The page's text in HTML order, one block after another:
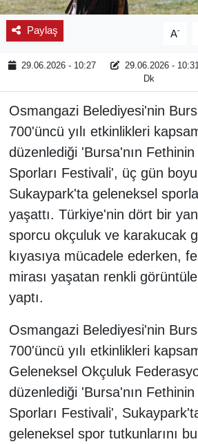
Paylaş A-
29.06.2026 - 10:27 29.06.2026 -
Dk
Osmangazi Belediyesi'nin
700'üncü yılı etkinlikleri
düzenlediği 'Bursa'nın Fethinin
Sporları Festivali', üç gün
Sukaypark'ta geleneksel
yaşattı. Türkiye'nin dört bir
sporcu okçuluk ve karakucak
kıyasıya mücadele ederken,
mirası yaşatan renkli
yaptı.
Osmangazi Belediyesi'nin
700'üncü yılı etkinlikleri
Geleneksel Okçuluk
düzenlediği 'Bursa'nın Fethinin
Sporları Festivali',
geleneksel spor tutkunlarını